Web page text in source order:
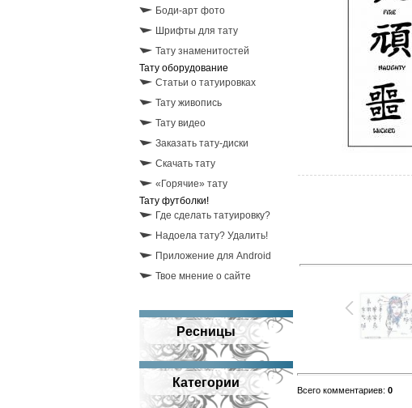
Боди-арт фото
Шрифты для тату
Тату знаменитостей
Тату оборудование
Статьи о татуировках
Тату живопись
Тату видео
Заказать тату-диски
Скачать тату
«Горячие» тату
Тату футболки!
Где сделать татуировку?
Надоела тату? Удалить!
Приложение для Android
Твое мнение о сайте
Ресницы
Категории
Всего комментариев: 0